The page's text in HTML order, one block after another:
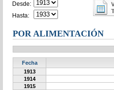
Desde:
Hasta:
POR ALIMENTACIÓN
Fecha
1913
1914
1915